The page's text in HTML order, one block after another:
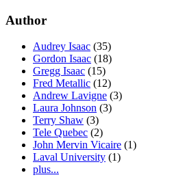
Author
Audrey Isaac (35)
Gordon Isaac (18)
Gregg Isaac (15)
Fred Metallic (12)
Andrew Lavigne (3)
Laura Johnson (3)
Terry Shaw (3)
Tele Quebec (2)
John Mervin Vicaire (1)
Laval University (1)
plus...